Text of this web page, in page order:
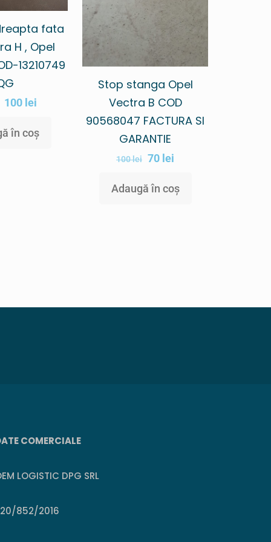
fata
H , Opel
13210749
100 lei
în coș
Stop stanga Opel
Vectra B COD
90568047 FACTURA SI
GARANTIE
100lei 70 lei
Adaugă în coș
COMERCIALE
LOGISTIC DPG SRL
852/2016